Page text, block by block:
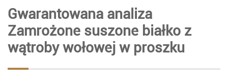
Gwarantowana analiza
Zamrożone suszone białko z
wątroby wołowej w proszku